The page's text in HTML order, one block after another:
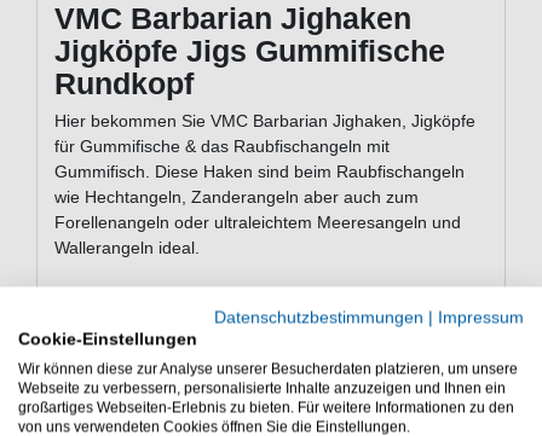
VMC Barbarian Jighaken
Jigköpfe Jigs Gummifische
Rundkopf
Hier bekommen Sie VMC Barbarian Jighaken, Jigköpfe
für Gummifische & das Raubfischangeln mit
Gummifisch. Diese Haken sind beim Raubfischangeln
wie Hechtangeln, Zanderangeln aber auch zum
Forellenangeln oder ultraleichtem Meeresangeln und
Wallerangeln ideal.
Lieferumfang: 5 VMC Barbarian Jighaken
Die VMC Barbarian Jighaken Jigköpfe Jigs gehören zu
den besten Jighaken für Gummifische,
Gummifischangeln
Datenschutzbestimmungen | Impressum
Cookie-Einstellungen
Wir können diese zur Analyse unserer Besucherdaten platzieren, um unsere
Webseite zu verbessern, personalisierte Inhalte anzuzeigen und Ihnen ein
großartiges Webseiten-Erlebnis zu bieten. Für weitere Informationen zu den
von uns verwendeten Cookies öffnen Sie die Einstellungen.